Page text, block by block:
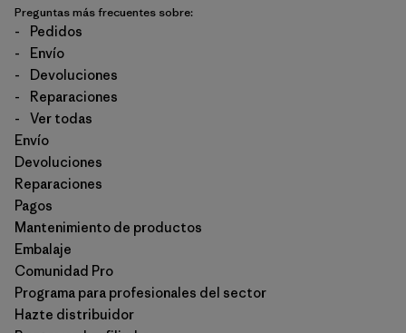
Preguntas más frecuentes sobre:
-
Pedidos
-
Envío
-
Devoluciones
-
Reparaciones
-
Ver todas
Envío
Devoluciones
Reparaciones
Pagos
Mantenimiento de productos
Embalaje
Comunidad Pro
Programa para profesionales del sector
Hazte distribuidor